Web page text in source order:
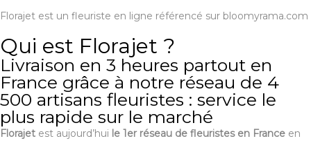
Florajet est un fleuriste en ligne référencé sur bloomyrama.com
Qui est Florajet ?
Livraison en 3 heures partout en
France grâce à notre réseau de 4
500 artisans fleuristes : service le
plus rapide sur le marché
Florajet est aujourd’hui le 1er réseau de fleuristes en France en